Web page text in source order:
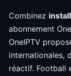
Combinez
abonnement
OneIPTV
internationales,
réactif. Football